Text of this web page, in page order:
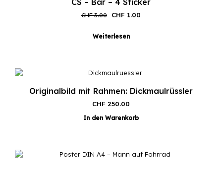
CS – Bär – 4 Sticker
CHF3.00
Ursprünglicher
war:
CHF 1.00
Weiterlesen
Originalbild mit Rahmen: Dickmaulrüssler
CHF 250.00
In den Warenkorb